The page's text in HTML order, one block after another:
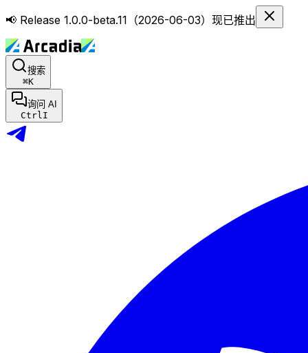
📢 Release 1.0.0-beta.11（2026-06-03）现已推出
搜索
⌘K
询问 AI
CtrlI